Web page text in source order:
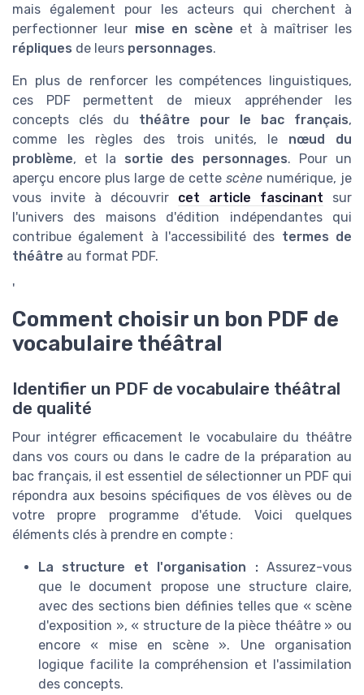
mais également pour les acteurs qui cherchent à
perfectionner leur mise en scène et à maîtriser les
répliques de leurs personnages.
En plus de renforcer les compétences linguistiques,
ces PDF permettent de mieux appréhender les
concepts clés du théâtre pour le bac français,
comme les règles des trois unités, le nœud du
problème, et la sortie des personnages. Pour un
aperçu encore plus large de cette scène numérique, je
vous invite à découvrir cet article fascinant sur
l'univers des maisons d'édition indépendantes qui
contribue également à l'accessibilité des termes de
théâtre au format PDF.
'
Comment choisir un bon PDF de
vocabulaire théâtral
Identifier un PDF de vocabulaire théâtral
de qualité
Pour intégrer efficacement le vocabulaire du théâtre
dans vos cours ou dans le cadre de la préparation au
bac français, il est essentiel de sélectionner un PDF qui
répondra aux besoins spécifiques de vos élèves ou de
votre propre programme d'étude. Voici quelques
éléments clés à prendre en compte :
La structure et l'organisation :Assurez-vous
que le document propose une structure claire,
avec des sections bien définies telles que « scène
d'exposition », « structure de la pièce théâtre » ou
encore « mise en scène ». Une organisation
logique facilite la compréhension et l'assimilation
des concepts.